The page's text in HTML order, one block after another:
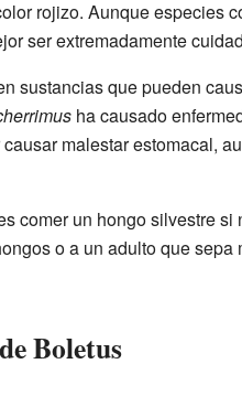
rojizo. Aunque especies
ser extremadamente
sustancias que pueden
ha causado
malestar estomacal,
comer un hongo silvestre
o a un adulto que
Boletus